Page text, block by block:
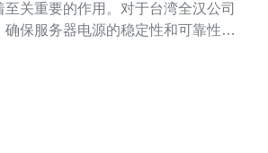
关重要的作用。对于台湾全汉公司
保服务器电源的稳定性和可靠性至
。 服务器电源的稳定性